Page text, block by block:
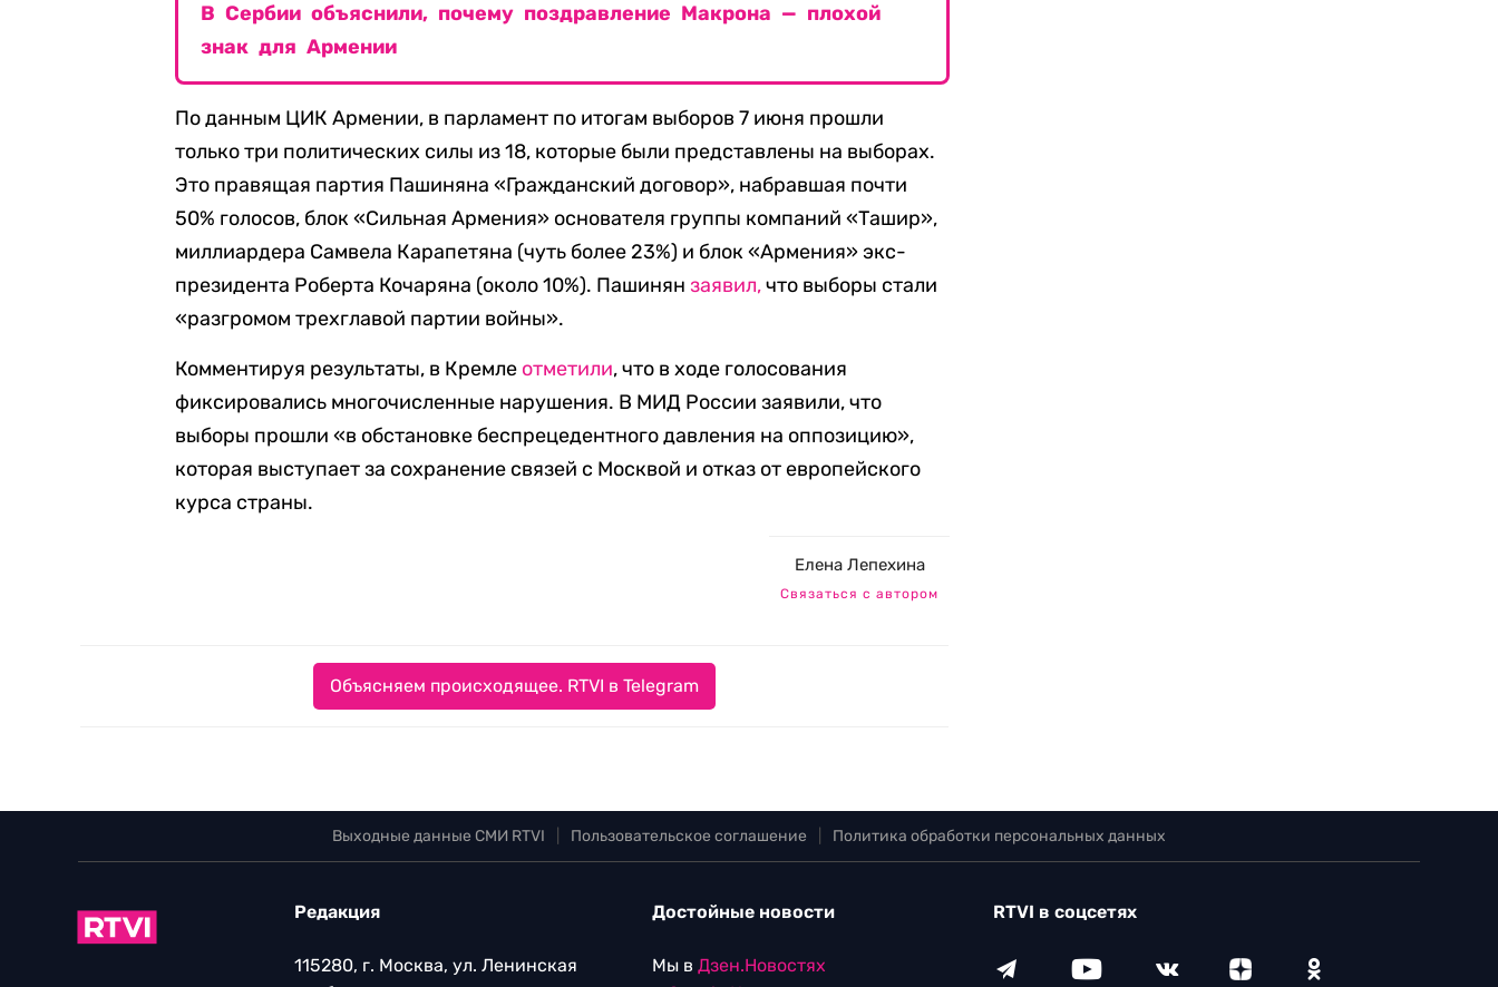
В Сербии объяснили, почему поздравление Макрона — плохой
знак для Армении
По данным ЦИК Армении, в парламент по итогам выборов 7 июня прошли
только три политических силы из 18, которые были представлены на выборах.
Это правящая партия Пашиняна «Гражданский договор», набравшая почти
50% голосов, блок «Сильная Армения» основателя группы компаний «Ташир»,
миллиардера Самвела Карапетяна (чуть более 23%) и блок «Армения» экс-
президента Роберта Кочаряна (около 10%). Пашинянзаявил,что выборы стали
«разгромом трехглавой партии войны».
Комментируя результаты, в Кремле отметили, что в ходе голосования
фиксировались многочисленные нарушения. В МИД России заявили, что
выборы прошли «в обстановке беспрецедентного давления на оппозицию»,
которая выступает за сохранение связей с Москвой и отказ от европейского
курса страны.
Елена Лепехина
Связаться с автором
Объясняем происходящее. RTVI в Telegram
Выходные данные СМИ RTVI Пользовательское соглашение Политика обработки персональных данных
Редакция
115280, г. Москва, ул. Ленинская
Достойные новости
Мы в Дзен.Новостях
RTVI в соцсетях